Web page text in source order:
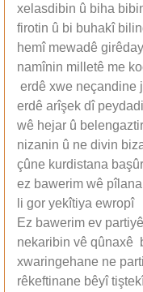
xelasdibin û biha
firotin û bi buhakî
hemî mewadê
namînin milletê me
erdê xwe neçandine
erdê arîşek dî
wê hejar û belengaztirbibê, ‏hê partiyên
nizanin û ne divin
çûne kurdistana
ez bawerim wê
li gor yekîtiya ewropî
Ez bawerim ev
nekaribin vê qûnaxê
xwaringehane ne
rêkeftinane bêyî